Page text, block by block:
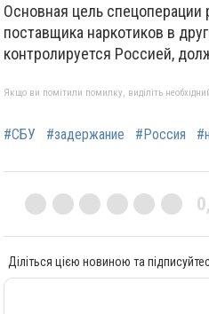
Основная цель спецоперации
поставщика наркотиков в
контролируется Россией,
Якщо ви помітили помилку, виділіть
#СБУ #задержание #Россия
Діліться цією новиною та